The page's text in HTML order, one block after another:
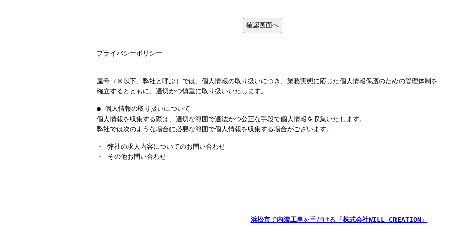
プライバシーポリシー
屋号（※以下、弊社と呼ぶ）では、個人情報の取り扱いにつき、業務実態に応じた個人情報保護のための管理体制を
確立するとともに、適切かつ慎重に取り扱いいたします。
● 個人情報の取り扱いについて
個人情報を収集する際は、適切な範囲で適法かつ公正な手段で個人情報を収集いたします。
弊社では次のような場合に必要な範囲で個人情報を収集する場合がございます。
・ 弊社の求人内容についてのお問い合わせ
・ その他お問い合わせ
浜松市で内装工事を手がける『株式会社WILL CREATION』